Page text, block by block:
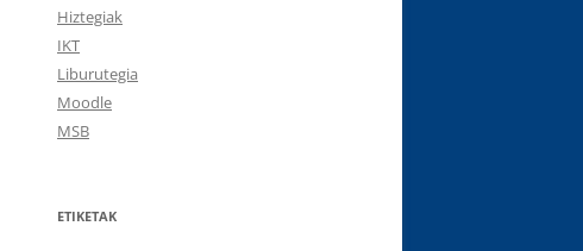
Hiztegiak
IKT
Liburutegia
Moodle
MSB
ETIKETAK